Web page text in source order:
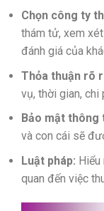
Chọn công ty
thám tử, xem
đánh giá của
Thỏa thuận rõ
vụ, thời gian, chi
Bảo mật thông
và con cái sẽ
Luật pháp:
quan đến việc